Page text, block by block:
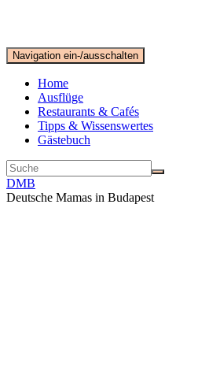
Navigation ein-/ausschalten
Home
Ausflüge
Restaurants & Cafés
Tipps & Wissenswertes
Gästebuch
DMB
Deutsche Mamas in Budapest